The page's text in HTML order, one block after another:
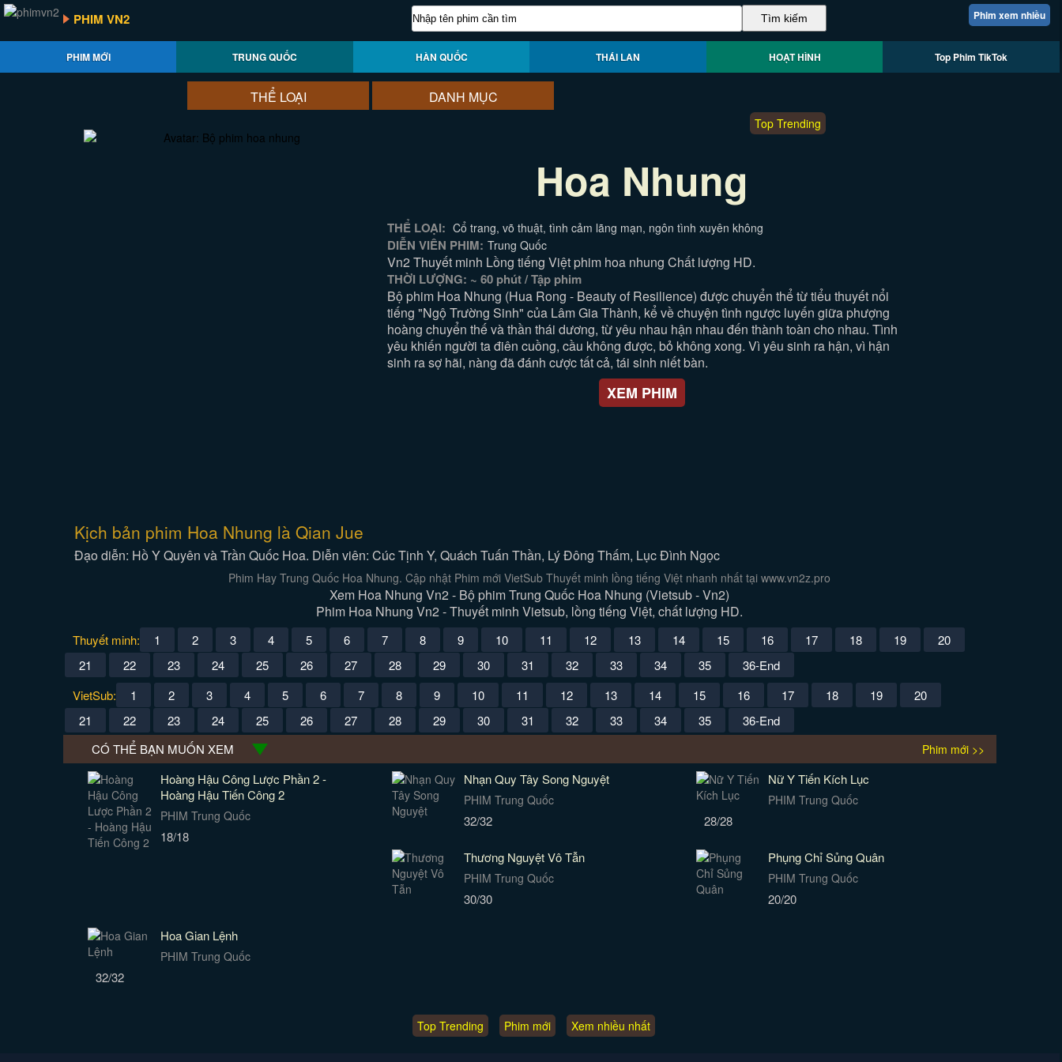
Phim xem nhiều
PHIM VN2
PHIM MỚI TRUNG QUỐC HÀN QUỐC THÁI LAN HOẠT HÌNH Top Phim TikTok
THỂ LOẠI DANH MỤC
Top Trending
Hoa Nhung
THỂ LOẠI: Cổ trang, võ thuật, tình cảm lãng mạn, ngôn tình xuyên không
DIỄN VIÊN PHIM: Trung Quốc
Vn2 Thuyết minh Lồng tiếng Việt phim hoa nhung Chất lượng HD.
THỜI LƯỢNG: ~ 60 phút / Tập phim
Bộ phim Hoa Nhung (Hua Rong - Beauty of Resilience) được chuyển thể từ tiểu thuyết nổi
tiếng "Ngộ Trường Sinh" của Lâm Gia Thành, kể về chuyện tình ngược luyến giữa phượng
hoàng chuyển thế và thần thái dương, từ yêu nhau hận nhau đến thành toàn cho nhau. Tình
yêu khiến người ta điên cuồng, cầu không được, bỏ không xong. Vì yêu sinh ra hận, vì hận
sinh ra sợ hãi, nàng đã đánh cược tất cả, tái sinh niết bàn.
XEM PHIM
Kịch bản phim Hoa Nhung là Qian Jue
Đạo diễn: Hồ Y Quyên và Trần Quốc Hoa. Diễn viên: Cúc Tịnh Y, Quách Tuấn Thần, Lý Đông Thấm, Lục Đình Ngọc
Phim Hay Trung Quốc Hoa Nhung. Cập nhật Phim mới VietSub Thuyết minh lồng tiếng Việt nhanh nhất tại www.vn2z.pro
Xem Hoa Nhung Vn2 - Bộ phim Trung Quốc Hoa Nhung (Vietsub - Vn2)
Phim Hoa Nhung Vn2 - Thuyết minh Vietsub, lồng tiếng Việt, chất lượng HD.
Thuyết minh: 1 2 3 4 5 6 7 8 9 10 11 12 13 14 15 16 17 18 19
20
21
22 23 24 25 26 27 28 29 30 31 32 33 34 35
36-End
VietSub:
1 2 3 4 5 6 7 8 9 10 11 12 13 14 15 16 17 18 19
20
21
22 23 24 25 26 27 28 29 30 31 32 33 34 35
36-End
CÓ THỂ BẠN MUỐN XEM
Phim mới >>
Hoàng Hậu Công Lược Phần 2 -
Hoàng Hậu Tiến Công 2
PHIM Trung Quốc
18/18
Nhạn Quy Tây Song Nguyệt
PHIM Trung Quốc
32/32
Nữ Y Tiến Kích Lục
PHIM Trung Quốc
28/28
Thương Nguyệt Vô Tẫn
PHIM Trung Quốc
30/30
Phụng Chỉ Sủng Quân
PHIM Trung Quốc
20/20
Hoa Gian Lệnh
PHIM Trung Quốc
32/32
Top Trending Phim mới Xem nhiều nhất